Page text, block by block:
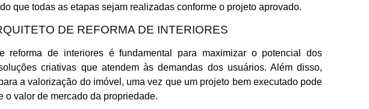
que todas as etapas sejam realizadas conforme o projeto aprovado.
DE REFORMA DE INTERIORES
reforma de interiores é fundamental para maximizar o potencial dos
criativas que atendem às demandas dos usuários. Além disso,
a valorização do imóvel, uma vez que um projeto bem executado pode
o valor de mercado da propriedade.